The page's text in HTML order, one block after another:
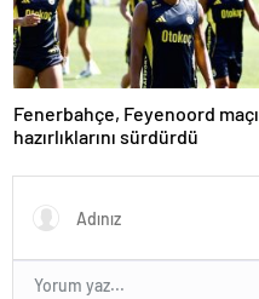
Fenerbahçe, Feyenoord maçı
hazırlıklarını sürdürdü